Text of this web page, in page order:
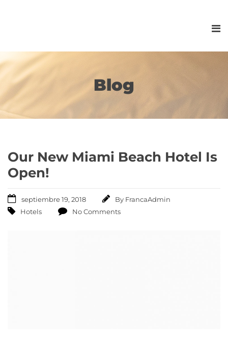
Blog
Our New Miami Beach Hotel Is
Open!
septiembre 19, 2018 By FrancaAdmin
Hotels
No Comments